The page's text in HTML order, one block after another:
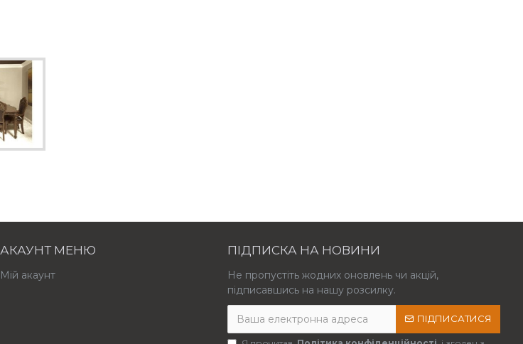
АКАУНТ МЕНЮ
Мій акаунт
ПІДПИСКА НА НОВИНИ
Не пропустіть жодних оновлень чи акцій,
підписавшись на нашу розсилку.
ПІДПИСАТИСЯ